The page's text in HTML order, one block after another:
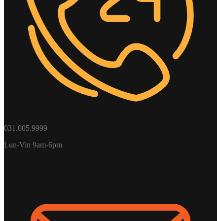
031.005.9999
Lun-Vin 9am-6pm